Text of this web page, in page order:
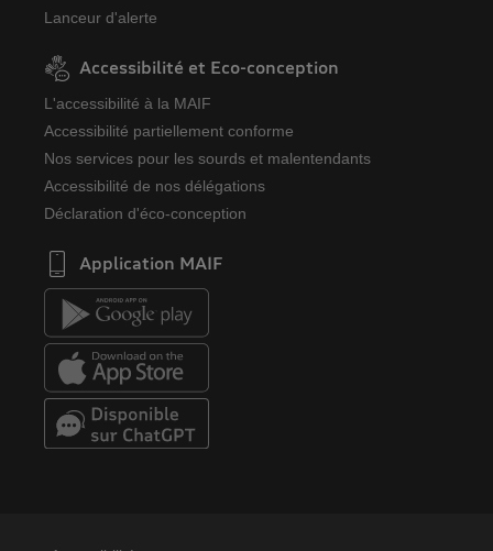
Lanceur d'alerte
Accessibilité et Eco-conception
L'accessibilité à la MAIF
Accessibilité partiellement conforme
Nos services pour les sourds et malentendants
Accessibilité de nos délégations
Déclaration d'éco-conception
Application MAIF